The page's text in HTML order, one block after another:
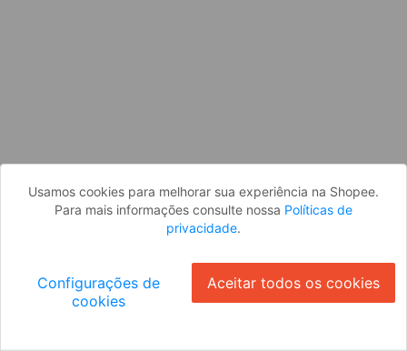
Usamos cookies para melhorar sua experiência na Shopee.
Para mais informações consulte nossa Políticas de
privacidade.
Configurações de
cookies
Aceitar todos os cookies